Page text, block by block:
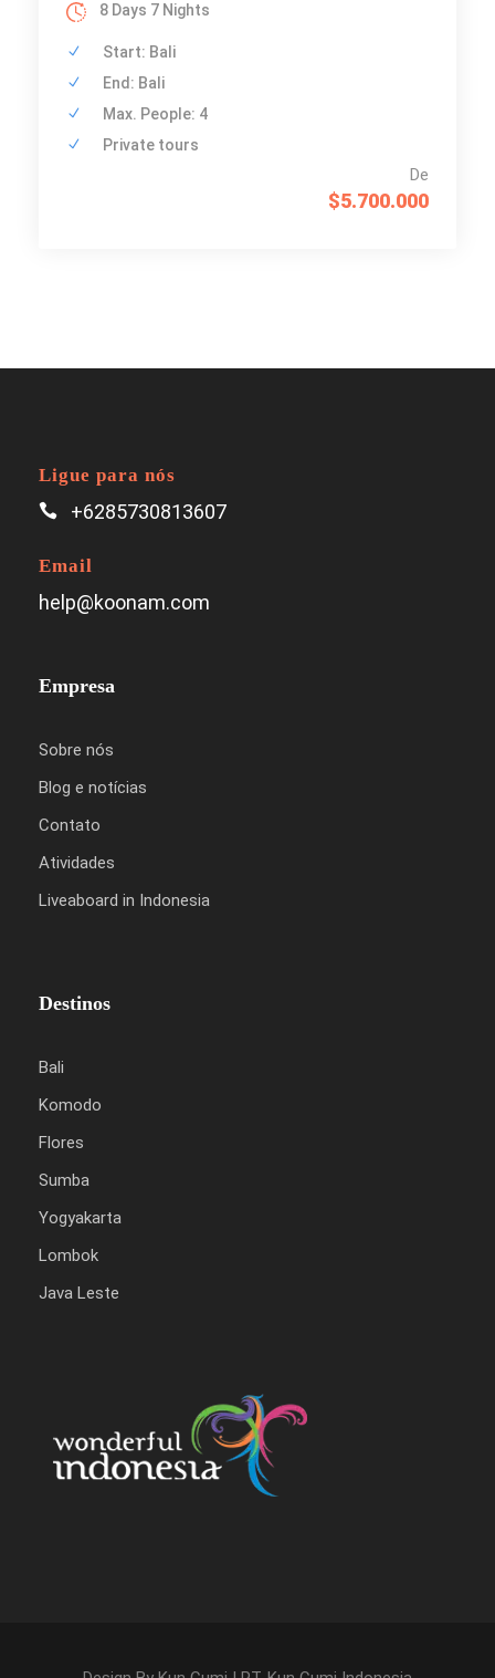
De
$5.700.000
8 Days 7 Nights
Start: Bali
End: Bali
Max. People: 4
Private tours
Ligue para nós
+6285730813607
Email
help@koonam.com
Empresa
Sobre nós
Blog e notícias
Contato
Atividades
Liveaboard in Indonesia
Destinos
Bali
Komodo
Flores
Sumba
Yogyakarta
Lombok
Java Leste